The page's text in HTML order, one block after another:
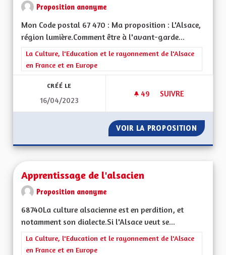
Proposition anonyme
Mon Code postal 67 470 : Ma proposition : L'Alsace,
région lumière.Comment être à l'avant-garde...
Filtrer les résultats de la catégorie : La Culture, l'Education et
La Culture, l'Education et le rayonnement de l'Alsace
en France et en Europe
CRÉÉ LE
16/04/2023
49 49 ABONNÉS
SUIVRE
VOIR LA PROPOSITION
Apprentissage de l'alsacien
Proposition anonyme
68740La culture alsacienne est en perdition, et
notamment son dialecte.Si l'Alsace veut se...
Filtrer les résultats de la catégorie : La Culture, l'Education et
La Culture, l'Education et le rayonnement de l'Alsace
en France et en Europe